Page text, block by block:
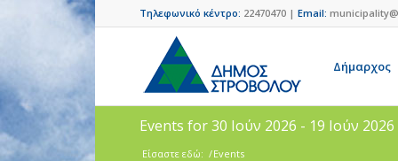
Τηλεφωνικό κέντρο: 22470470 | Email:
Δήμαρχος
Events for 30 Ιούν 2026 - 19 Ιούν 2026
Είσαστε εδώ: /Events